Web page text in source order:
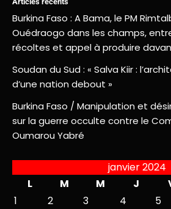
Burkina Faso : A Bama, le PM
Ouédraogo dans les champs,
récoltes et appel à produire
Soudan du Sud : « Salva Kiir :
d’une nation debout »
Burkina Faso / Manipulation et
sur la guerre occulte contre le
Oumarou Yabré
janvier 2024
L
M M J
1
2 3 4 5